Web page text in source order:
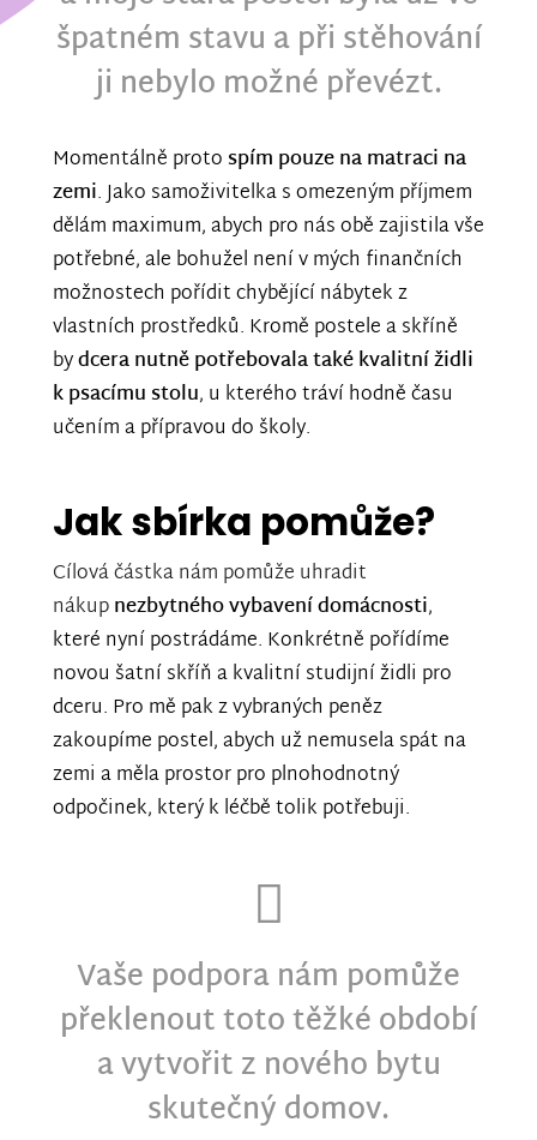
špatném stavu a při stěhování
ji nebylo možné převézt.
Momentálně protospím pouze na matraci na
zemi. Jako samoživitelka s omezeným příjmem
dělám maximum, abych pro nás obě zajistila vše
potřebné, ale bohužel není v mých finančních
možnostech pořídit chybějící nábytek z
vlastních prostředků. Kromě postele a skříně
bydcera nutně potřebovala také kvalitní židli
k psacímu stolu, u kterého tráví hodně času
učením a přípravou do školy.
Jak sbírka pomůže?
Cílová částka nám pomůže uhradit
nákupnezbytného vybavení domácnosti,
které nyní postrádáme. Konkrétně pořídíme
novou šatní skříň a kvalitní studijní židli pro
dceru. Pro mě pak z vybraných peněz
zakoupíme postel, abych už nemusela spát na
zemi a měla prostor pro plnohodnotný
odpočinek, který k léčbě tolik potřebuji.
Vaše podpora nám pomůže
překlenout toto těžké období
a vytvořit z nového bytu
skutečný domov.